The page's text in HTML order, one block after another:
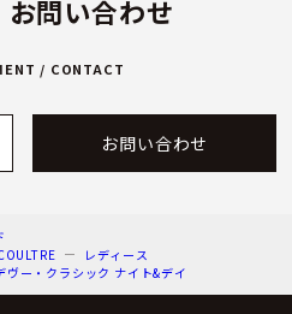
問い合わせ
/ CONTACT
お問い合わせ
レディース
ヴー・クラシック ナイト&デイ